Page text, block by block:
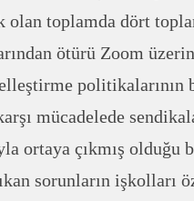
olan toplamda dört
ötürü Zoom
politikalarının
mücadelede
ortaya çıkmış olduğu
sorunların işkolları